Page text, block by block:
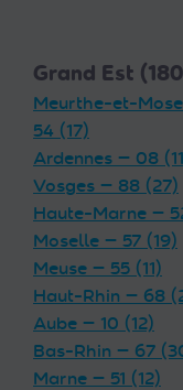
Grand Est
Meurthe-et-
54 (17)
Ardennes — 08
Vosges — 88 (27)
Haute-Marne —
Moselle — 57 (19)
Meuse — 55 (11)
Haut-Rhin — 68
Aube — 10 (12)
Bas-Rhin — 67
Marne — 51 (12)